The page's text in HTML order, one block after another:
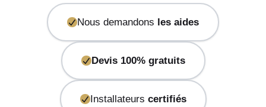
Nous demandons les aides
Devis 100% gratuits
Installateurs certifiés